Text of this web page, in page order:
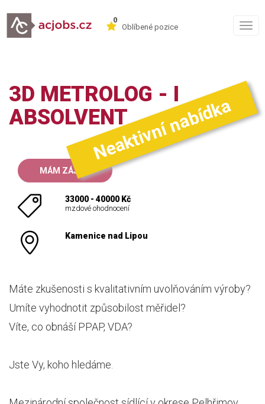
0
Oblíbené pozice
3D METROLOG - I
ABSOLVENTNeaktivní nabídka
MÁM ZÁJEM
33000 - 40000 Kč
mzdové ohodnocení
Kamenice nad Lipou
Máte zkušenosti s kvalitativním uvolňováním výroby?
Umíte vyhodnotit způsobilost měřidel?
Víte, co obnáší PPAP, VDA?
Jste Vy, koho hledáme.